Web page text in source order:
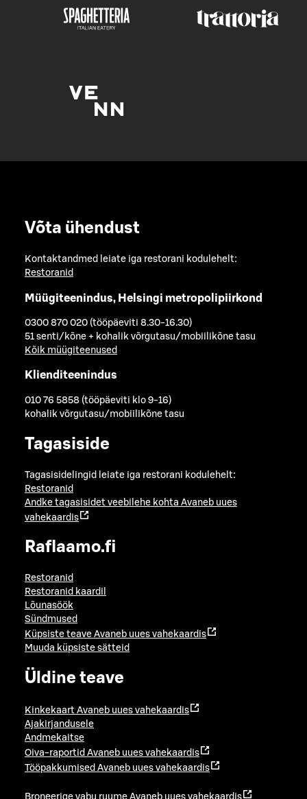
Võta ühendust
Kontaktandmed leiate iga restorani kodulehelt:
Restoranid
Müügiteenindus, Helsingi metropolipiirkond
0300 870 020 (tööpäeviti 8.30-16.30)
51 senti/kõne + kohalik võrgutasu/mobiilikõne tasu
Kõik müügiteenused
Klienditeenindus
010 76 5858 (tööpäeviti klo 9-16)
kohalik võrgutasu/mobiilikõne tasu
Tagasiside
Tagasisidelingid leiate iga restorani kodulehelt:
Restoranid
Andke tagasisidet veebilehe kohta Avaneb uues
vahekaardis
Raflaamo.fi
Restoranid
Restoranid kaardil
Lõunasöök
Sündmused
Küpsiste teave Avaneb uues vahekaardis
Muuda küpsiste sätteid
Üldine teave
Kinkekaart Avaneb uues vahekaardis
Ajakirjandusele
Andmekaitse
Oiva-raportid Avaneb uues vahekaardis
Tööpakkumised Avaneb uues vahekaardis
Broneerige vabu ruume Avaneb uues vahekaardis